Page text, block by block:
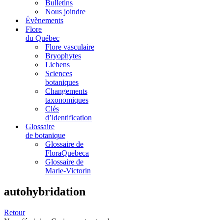
Bulletins
Nous joindre
Évènements
Flore
du Québec
Flore vasculaire
Bryophytes
Lichens
Sciences
botaniques
Changements
taxonomiques
Clés
d’identification
Glossaire
de botanique
Glossaire de
FloraQuebeca
Glossaire de
Marie-Victorin
autohybridation
Retour